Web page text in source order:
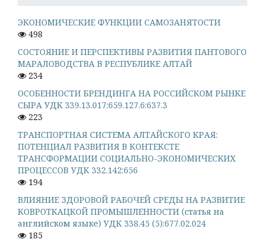
ЭКОНОМИЧЕСКИЕ ФУНКЦИИ САМОЗАНЯТОСТИ
498
СОСТОЯНИЕ И ПЕРСПЕКТИВЫ РАЗВИТИЯ ПАНТОВОГО
МАРАЛОВОДСТВА В РЕСПУБЛИКЕ АЛТАЙ
234
ОСОБЕННОСТИ БРЕНДИНГА НА РОССИЙСКОМ РЫНКЕ
СЫРА УДК 339.13.017:659.127.6:637.3
223
ТРАНСПОРТНАЯ СИСТЕМА АЛТАЙСКОГО КРАЯ:
ПОТЕНЦИАЛ РАЗВИТИЯ В КОНТЕКСТЕ
ТРАНСФОРМАЦИИ СОЦИАЛЬНО-ЭКОНОМИЧЕСКИХ
ПРОЦЕССОВ УДК 332.142:656
194
ВЛИЯНИЕ ЗДОРОВОЙ РАБОЧЕЙ СРЕДЫ НА РАЗВИТИЕ
КОВРОТКАЦКОЙ ПРОМЫШЛЕННОСТИ (статья на
английском языке) УДК 338.45 (5):677.02.024
185